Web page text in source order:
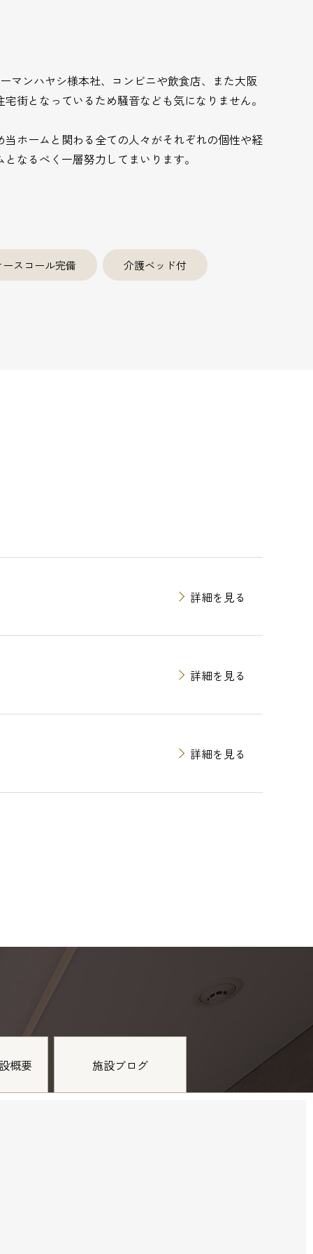
マンハヤシ様本社、コンビニや飲食店、また大阪
街となっているため騒音なども気になりません。
ホームと関わる全ての人々がそれぞれの個性や経
なるべく一層努力してまいります。
ースコール完備 介護ベッド付
詳細を見る
詳細を見る
詳細を見る
概要 施設ブログ